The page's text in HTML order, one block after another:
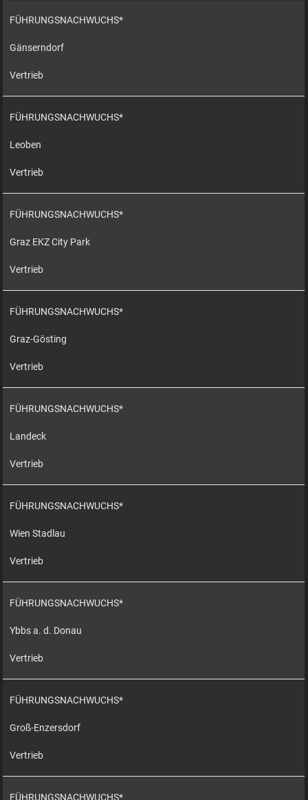
FÜHRUNGSNACHWUCHS*
Gänserndorf
Vertrieb
FÜHRUNGSNACHWUCHS*
Leoben
Vertrieb
FÜHRUNGSNACHWUCHS*
Graz EKZ City Park
Vertrieb
FÜHRUNGSNACHWUCHS*
Graz-Gösting
Vertrieb
FÜHRUNGSNACHWUCHS*
Landeck
Vertrieb
FÜHRUNGSNACHWUCHS*
Wien Stadlau
Vertrieb
FÜHRUNGSNACHWUCHS*
Ybbs a. d. Donau
Vertrieb
FÜHRUNGSNACHWUCHS*
Groß-Enzersdorf
Vertrieb
FÜHRUNGSNACHWUCHS*